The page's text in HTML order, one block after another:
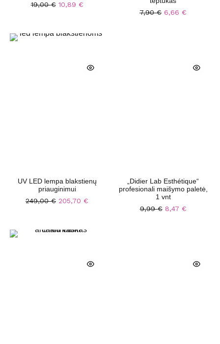
19,00€ 10,89 €
7,90€ 6,66 €
UV LED lempa blakstienų
priauginimui
249,00€ 205,70 €
„Didier Lab Esthétique“
profesionali maišymo paletė,
1 vnt
9,99€ 8,47 €